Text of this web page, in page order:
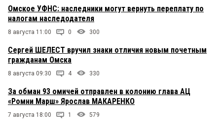
Омское УФНС: наследники могут вернуть переплату по
налогам наследодателя
8 августа 11:00 0 300
Сергей ШЕЛЕСТ вручил знаки отличия новым почетным
гражданам Омска
8 августа 09:30 4 330
За обман 93 омичей отправлен в колонию глава АЦ
«Ромни Марш» Ярослав МАКАРЕНКО
7 августа 18:00 1 579